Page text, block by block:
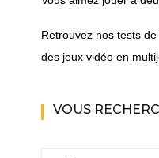
Retrouvez nos tests
des jeux vidéo en
VOUS